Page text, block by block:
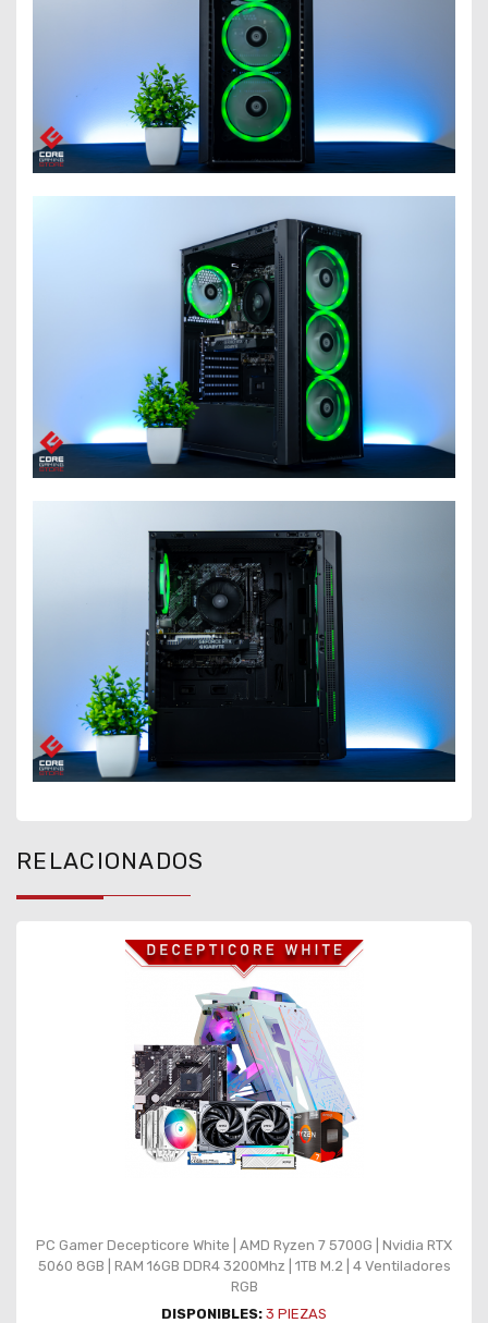
RELACIONADOS
PC Gamer Decepticore White | AMD Ryzen 7 5700G | Nvidia RTX
5060 8GB | RAM 16GB DDR4 3200Mhz | 1TB M.2 | 4 Ventiladores
RGB
DISPONIBLES: 3 PIEZAS